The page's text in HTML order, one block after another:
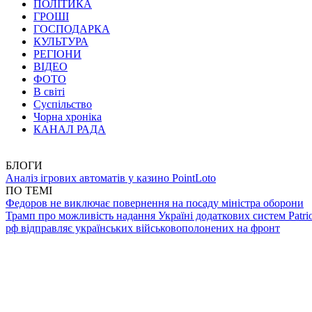
ПОЛІТИКА
ГРОШІ
ГОСПОДАРКА
КУЛЬТУРА
РЕГІОНИ
ВІДЕО
ФОТО
В світі
Суспільство
Чорна хроніка
КАНАЛ РАДА
БЛОГИ
Аналіз ігрових автоматів у казино PointLoto
ПО ТЕМІ
Федоров не виключає повернення на посаду міністра оборони
Трамп про можливість надання Україні додаткових систем
рф відправляє українських військовополонених на фронт